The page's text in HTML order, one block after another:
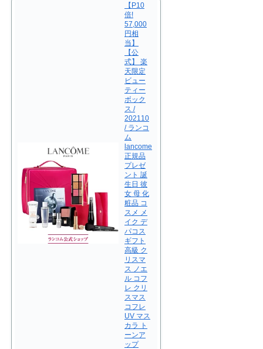
【P10
倍!
57,000
円相
当】
【公
式】 楽
天限定
ビュー
ティー
ボック
ス /
202110
/ ランコ
ム
lancome
正規品
プレゼ
ント 誕
生日 彼
女 母 化
粧品 コ
スメ メ
イク デ
パコス
ギフト
高級 ク
リスマ
ス ノエ
ル コフ
レ クリ
スマス
コフレ
UV マス
カラ ト
ーンア
ップ